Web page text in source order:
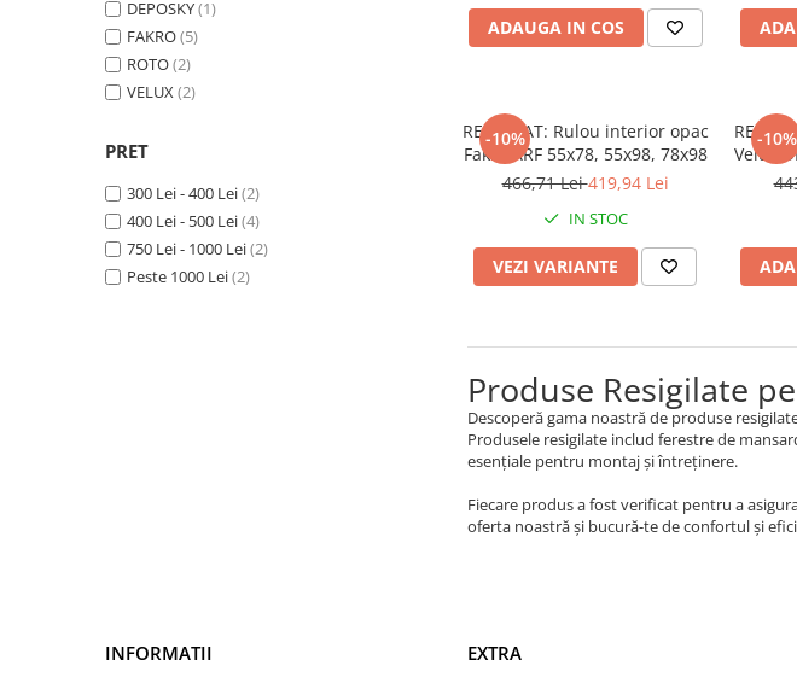
USI VIZITARE
USI VIZITARE TERMOIZOLATOARE
USI VIZITARE SUPER-
USI VIZITARE ANTIFOC
RESIGILATE
DEPOSKY(1)
FAKRO(5)
ROTO(2)
VELUX(2)
PRET
300 Lei - 400 Lei(2)
400 Lei - 500 Lei(4)
750 Lei - 1000 Lei(2)
Peste 1000 Lei(2)
ADAUGA IN COS
-10%
RESIGILAT: Rulou interior opac
Fakro ARF 55x78, 55x98, 78x98
466,71 Lei419,94 Lei
IN STOC
VEZI VARIANTE
-10%
Velux
Produse Resigilate
Descoperă gama noastră de produse
Produsele resigilate includ ferestre de
esențiale pentru montaj și întreținere.
Fiecare produs a fost verificat pentru a
oferta noastră și bucură-te de confortul și
INFORMATII EXTRA